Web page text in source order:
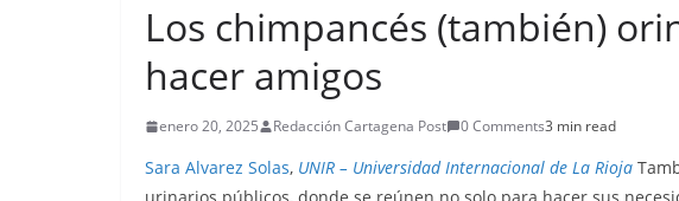
Los chimpancés (también)
hacer amigos
enero 20, 2025 Redacción Cartagena Post 0 Comments3 min read
Sara Alvarez Solas, UNIR – Universidad Internacional de La Rioja